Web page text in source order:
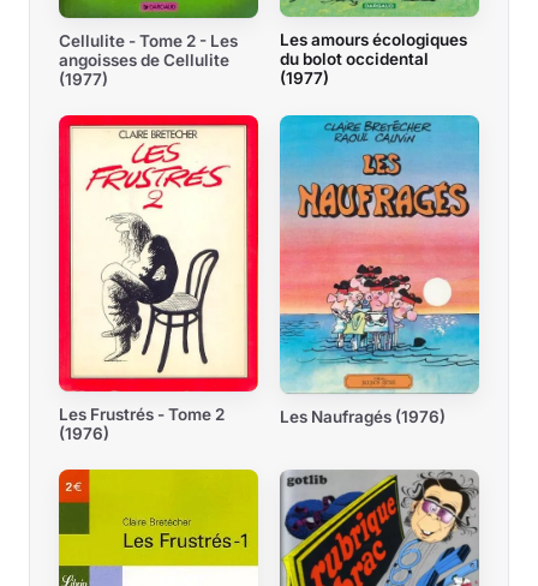
Cellulite - Tome 2 - Les
angoisses de Cellulite
(1977)
Les amours écologiques
du bolot occidental
(1977)
Les Frustrés - Tome 2
(1976)
Les Naufragés (1976)